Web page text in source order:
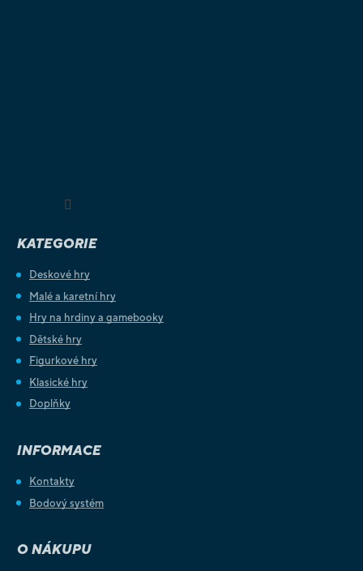
KATEGORIE
Deskové hry
Malé a karetní hry
Hry na hrdiny a gamebooky
Dětské hry
Figurkové hry
Klasické hry
Doplňky
INFORMACE
Kontakty
Bodový systém
O NÁKUPU